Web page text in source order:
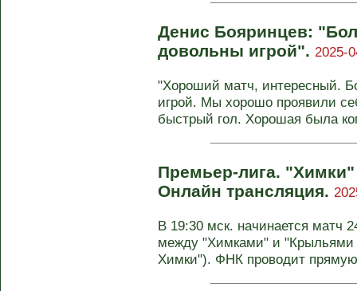
Денис Бояринцев:
довольны игрой". 2025-
"Хороший матч, интересный.
игрой. Мы хорошо проявили
быстрый гол. Хорошая была
Премьер-лига.
Онлайн трансляция.
В 19:30 мск. начинается матч
между "Химками" и "Крыльями
Химки"). ФНК проводит